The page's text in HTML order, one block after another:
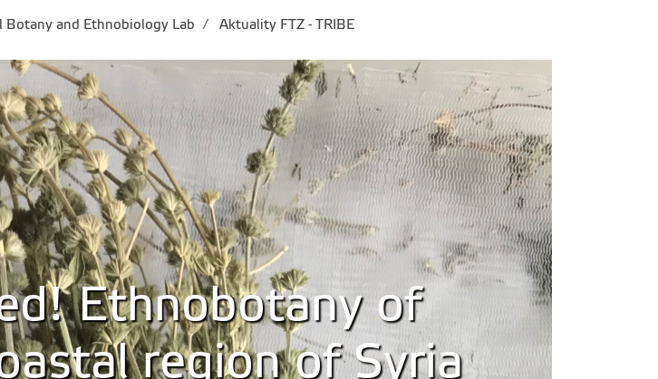
Botany and Ethnobiology Lab Aktuality FTZ - TRIBE
Ethnobotany of
region of Syria